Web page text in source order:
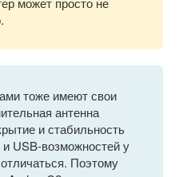
тоже имеют свои
антенна
и стабильность
USB-возможностей у
Поэтому